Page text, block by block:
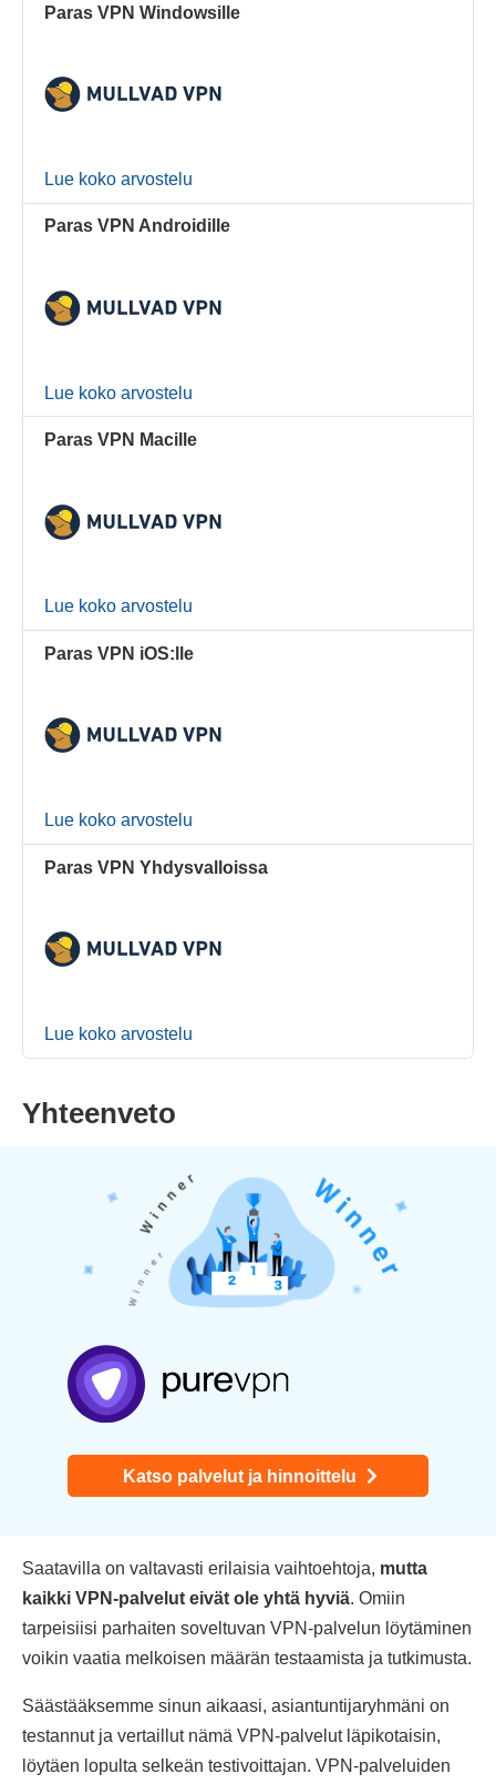
Paras VPN Windowsille
Lue koko arvostelu
Paras VPN Androidille
Lue koko arvostelu
Paras VPN Macille
Lue koko arvostelu
Paras VPN iOS:lle
Lue koko arvostelu
Paras VPN Yhdysvalloissa
Lue koko arvostelu
Yhteenveto
Katso palvelut ja hinnoittelu
Saatavilla on valtavasti erilaisia vaihtoehtoja, mutta
kaikki VPN-palvelut eivät ole yhtä hyviä. Omiin
tarpeisiisi parhaiten soveltuvan VPN-palvelun löytäminen
voikin vaatia melkoisen määrän testaamista ja tutkimusta.
Säästääksemme sinun aikaasi, asiantuntijaryhmäni on
testannut ja vertaillut nämä VPN-palvelut läpikotaisin,
löytäen lopulta selkeän testivoittajan. VPN-palveluiden